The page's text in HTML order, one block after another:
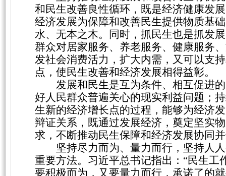
和民生改善良性循环，既是经济健康发
经济发展为保障和改善民生提供物质基
水、无本之木。同时，抓民生也是抓发
群众对居家服务、养老服务、健康服务
发社会消费活力，扩大内需，又可以支
点，使民生改善和经济发展相得益彰。
发展和民生是互为条件、相互促进
好人民群众普遍关心的现实利益问题；
生新的经济增长点的过程，能够为经济
辩证关系，既通过发展经济，奠定坚实
求，不断推动民生保障和经济发展协同
坚持尽力而为、量力而行，坚持人
重要方法。习近平总书记指出： “民生工
要积极而为，又要量力而行，承诺了的